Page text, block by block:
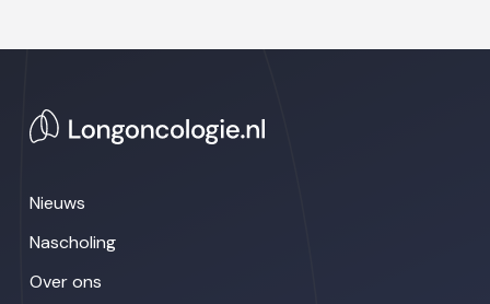
Nieuws
Nascholing
Over ons